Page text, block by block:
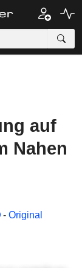
auf
Nahen
- Original